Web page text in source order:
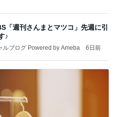
「週刊さんまとマツコ」先週に引
♪
ルブログ Powered by Ameba 6日前